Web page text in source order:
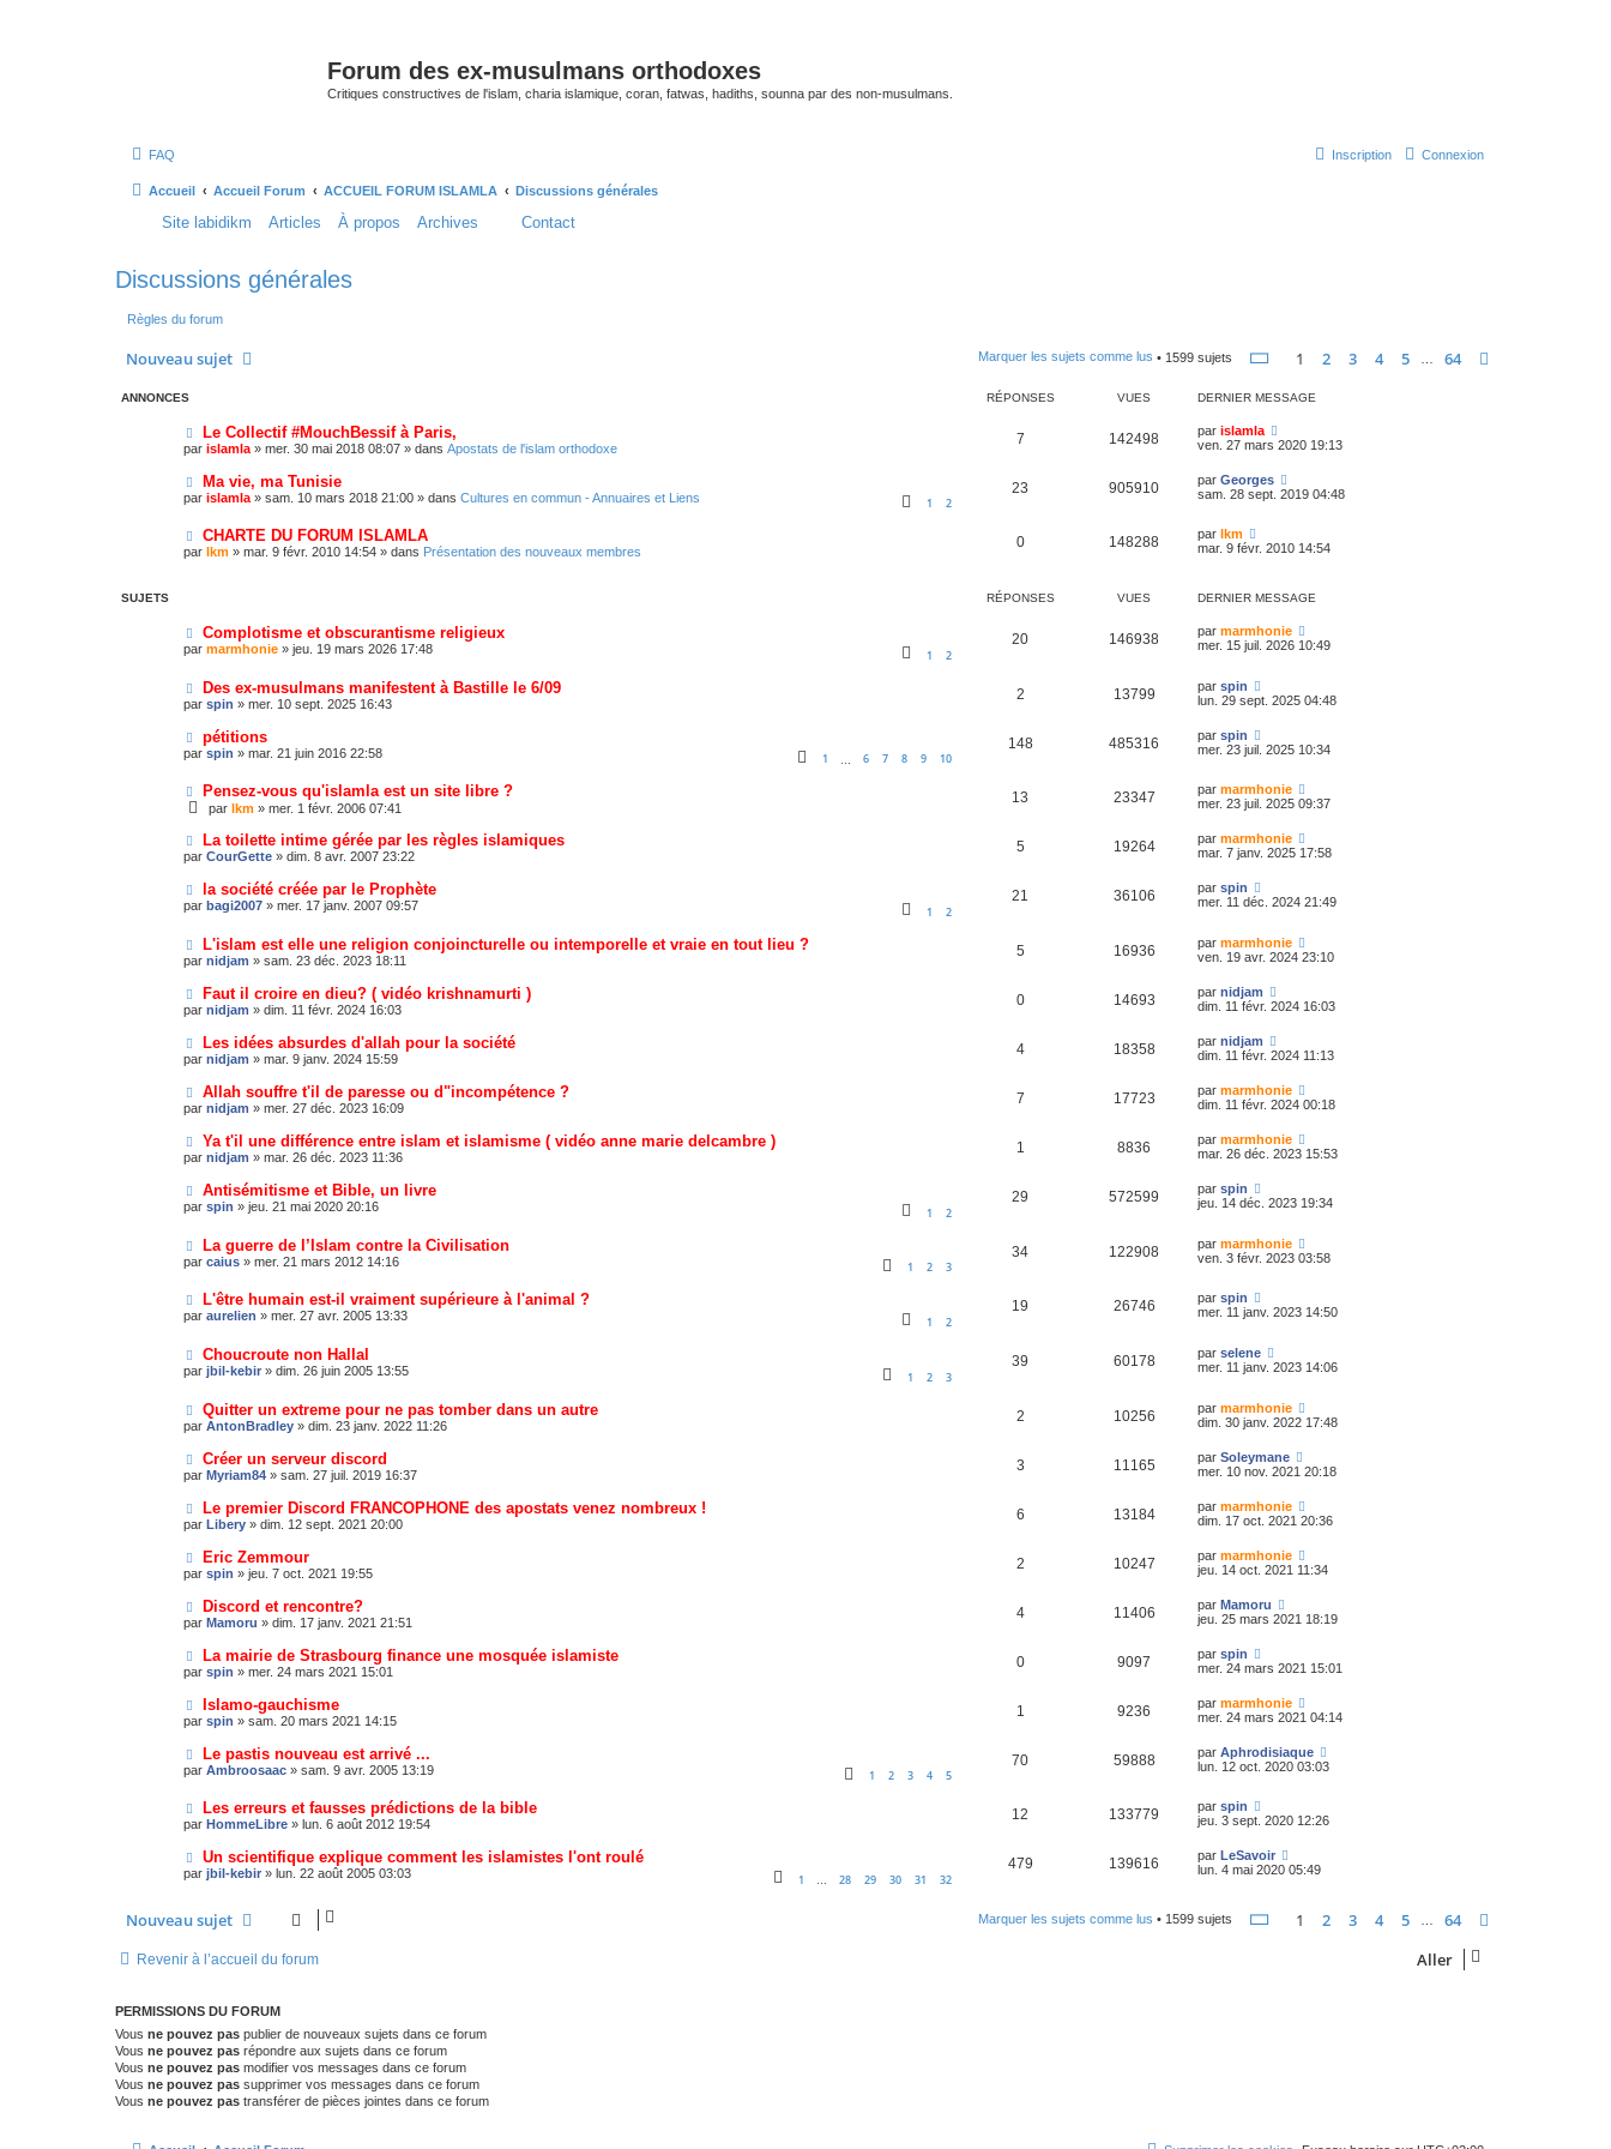
Forum des ex-musulmans orthodoxes
Critiques constructives de l'islam, charia islamique, coran, fatwas, hadiths, sounna par des non-musulmans.
FAQ Connexion
Inscription
Accueil Accueil Forum ACCUEIL FORUM ISLAMLA Discussions générales
Site labidikm Articles À propos Archives Contact
Discussions générales
Règles du forum
Nouveau sujet Marquer les sujets comme lus • 1599 sujets Page sur64
1 2 3 4 5 64
ANNONCES RÉPONSES VUES DERNIER MESSAGE
Le Collectif #MouchBessif à Paris,
par islamla » mer. 30 mai 2018 08:07 » dans Apostats de l'islam orthodoxe
7 142498 par islamla
ven. 27 mars 2020 19:13
Ma vie, ma Tunisie
par islamla » sam. 10 mars 2018 21:00 » dans Cultures en commun - Annuaires et Liens 1 2
23 905910 par Georges
sam. 28 sept. 2019 04:48
CHARTE DU FORUM ISLAMLA
par lkm » mar. 9 févr. 2010 14:54 » dans Présentation des nouveaux membres
0 148288 par lkm
mar. 9 févr. 2010 14:54
SUJETS RÉPONSES VUES DERNIER MESSAGE
Complotisme et obscurantisme religieux
par marmhonie » jeu. 19 mars 2026 17:48 1 2
20 146938 par marmhonie
mer. 15 juil. 2026 10:49
Des ex-musulmans manifestent à Bastille le 6/09
par spin » mer. 10 sept. 2025 16:43
2 13799 par spin
lun. 29 sept. 2025 04:48
pétitions
par spin » mar. 21 juin 2016 22:58 1 6 7 8 9 10
148 485316 par spin
mer. 23 juil. 2025 10:34
Pensez-vous qu'islamla est un site libre ?
par lkm » mer. 1 févr. 2006 07:41
13 23347 par marmhonie
mer. 23 juil. 2025 09:37
La toilette intime gérée par les règles islamiques
par CourGette » dim. 8 avr. 2007 23:22
5 19264 par marmhonie
mar. 7 janv. 2025 17:58
la société créée par le Prophète
par bagi2007 » mer. 17 janv. 2007 09:57 1 2
21 36106 par spin
mer. 11 déc. 2024 21:49
L'islam est elle une religion conjoincturelle ou intemporelle et vraie en tout lieu ?
par nidjam » sam. 23 déc. 2023 18:11
5 16936 par marmhonie
ven. 19 avr. 2024 23:10
Faut il croire en dieu? ( vidéo krishnamurti )
par nidjam » dim. 11 févr. 2024 16:03
0 14693 par nidjam
dim. 11 févr. 2024 16:03
Les idées absurdes d'allah pour la société
par nidjam » mar. 9 janv. 2024 15:59
4 18358 par nidjam
dim. 11 févr. 2024 11:13
Allah souffre t'il de paresse ou d"incompétence ?
par nidjam » mer. 27 déc. 2023 16:09
7 17723 par marmhonie
dim. 11 févr. 2024 00:18
Ya t'il une différence entre islam et islamisme ( vidéo anne marie delcambre )
par nidjam » mar. 26 déc. 2023 11:36
1 8836 par marmhonie
mar. 26 déc. 2023 15:53
Antisémitisme et Bible, un livre
par spin » jeu. 21 mai 2020 20:16 1 2
29 572599 par spin
jeu. 14 déc. 2023 19:34
La guerre de l’Islam contre la Civilisation
par caius » mer. 21 mars 2012 14:16 1 2 3
34 122908 par marmhonie
ven. 3 févr. 2023 03:58
L'être humain est-il vraiment supérieure à l'animal ?
par aurelien » mer. 27 avr. 2005 13:33 1 2
19 26746 par spin
mer. 11 janv. 2023 14:50
Choucroute non Hallal
par jbil-kebir » dim. 26 juin 2005 13:55 1 2 3
39 60178 par selene
mer. 11 janv. 2023 14:06
Quitter un extreme pour ne pas tomber dans un autre
par AntonBradley » dim. 23 janv. 2022 11:26
2 10256 par marmhonie
dim. 30 janv. 2022 17:48
Créer un serveur discord
par Myriam84 » sam. 27 juil. 2019 16:37
3 11165 par Soleymane
mer. 10 nov. 2021 20:18
Le premier Discord FRANCOPHONE des apostats venez nombreux !
par Libery » dim. 12 sept. 2021 20:00
6 13184 par marmhonie
dim. 17 oct. 2021 20:36
Eric Zemmour
par spin » jeu. 7 oct. 2021 19:55
2 10247 par marmhonie
jeu. 14 oct. 2021 11:34
Discord et rencontre?
par Mamoru » dim. 17 janv. 2021 21:51
4 11406 par Mamoru
jeu. 25 mars 2021 18:19
La mairie de Strasbourg finance une mosquée islamiste
par spin » mer. 24 mars 2021 15:01
0 9097 par spin
mer. 24 mars 2021 15:01
Islamo-gauchisme
par spin » sam. 20 mars 2021 14:15
1 9236 par marmhonie
mer. 24 mars 2021 04:14
Le pastis nouveau est arrivé ...
par Ambroosaac » sam. 9 avr. 2005 13:19 1 2 3 4 5
70 59888 par Aphrodisiaque
lun. 12 oct. 2020 03:03
Les erreurs et fausses prédictions de la bible
par HommeLibre » lun. 6 août 2012 19:54
12 133779 par spin
jeu. 3 sept. 2020 12:26
Un scientifique explique comment les islamistes l'ont roulé
par jbil-kebir » lun. 22 août 2005 03:03 1 … 28 29 30 31 32
479 139616 par LeSavoir
lun. 4 mai 2020 05:49
Nouveau sujet Marquer les sujets comme lus • 1599 sujets Page sur64
1 2 3 4 5 64
Revenir à l’accueil du forum Aller
PERMISSIONS DU FORUM
Vous ne pouvez pas publier de nouveaux sujets dans ce forum
Vous ne pouvez pas répondre aux sujets dans ce forum
Vous ne pouvez pas modifier vos messages dans ce forum
Vous ne pouvez pas supprimer vos messages dans ce forum
Vous ne pouvez pas transférer de pièces jointes dans ce forum